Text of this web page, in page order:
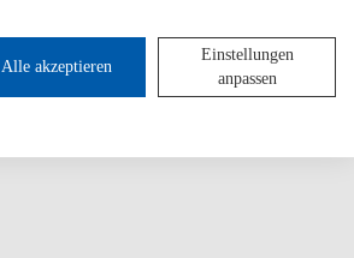
Alle akzeptieren
Einstellungen
anpassen